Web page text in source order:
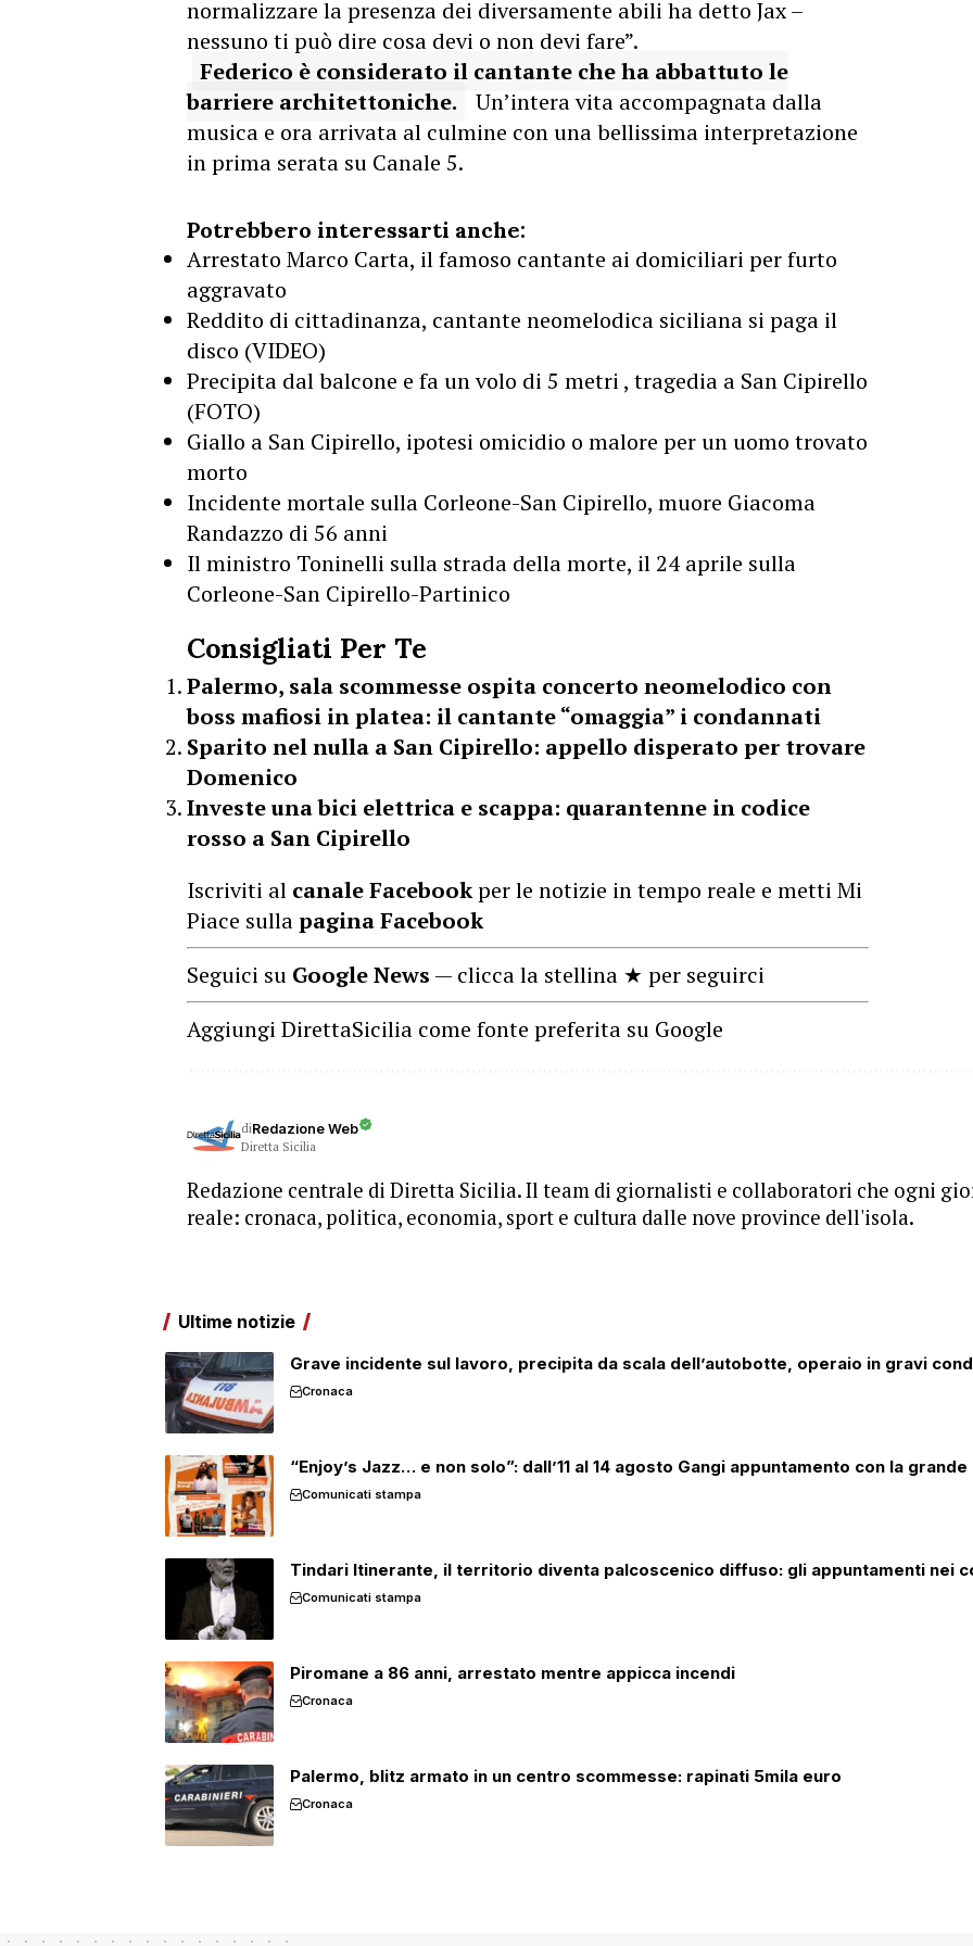
normalizzare la presenza dei diversamente abili ha detto Jax –
nessuno ti può dire cosa devi o non devi fare”.
Federico è considerato il cantante che ha abbattuto le
barriere architettoniche.
Un’intera vita accompagnata dalla
musica e ora arrivata al culmine con una bellissima interpretazione
in prima serata su Canale 5.
Potrebbero interessarti anche:
Arrestato Marco Carta, il famoso cantante ai domiciliari per furto
aggravato
Reddito di cittadinanza, cantante neomelodica siciliana si paga il
disco (VIDEO)
Precipita dal balcone e fa un volo di 5 metri , tragedia a San Cipirello
(FOTO)
Giallo a San Cipirello, ipotesi omicidio o malore per un uomo trovato
morto
Incidente mortale sulla Corleone-San Cipirello, muore Giacoma
Randazzo di 56 anni
Il ministro Toninelli sulla strada della morte, il 24 aprile sulla
Corleone-San Cipirello-Partinico
Consigliati Per Te
Palermo, sala scommesse ospita concerto neomelodico con
boss mafiosi in platea: il cantante “omaggia” i condannati
Sparito nel nulla a San Cipirello: appello disperato per trovare
Domenico
Investe una bici elettrica e scappa: quarantenne in codice
rosso a San Cipirello
Iscriviti al canale Facebookper le notizie in tempo reale e metti Mi
Piace sullapagina Facebook
Seguici su Google News — clicca la stellina ★ per seguirci
Aggiungi DirettaSicilia come fonte preferita su Google
diRedazione Web
Diretta Sicilia
Redazione centrale di Diretta Sicilia. Il team di giornalisti e collaboratori che ogni
reale: cronaca, politica, economia, sport e cultura dalle nove province dell'isola.
Ultime notizie
Grave incidente sul lavoro, precipita da scala dell’autobotte, operaio in gravi
Cronaca
“Enjoy’s Jazz… e non solo”: dall’11 al 14 agosto Gangi appuntamento con la
Comunicati stampa
Tindari Itinerante, il territorio diventa palcoscenico diffuso: gli appuntamenti nei
Comunicati stampa
Piromane a 86 anni, arrestato mentre appicca incendi
Cronaca
Palermo, blitz armato in un centro scommesse: rapinati 5mila euro
Cronaca